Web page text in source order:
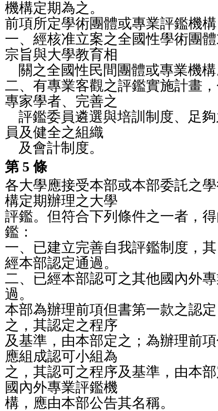
機構定期為之。
前項所定學術團體或專業評鑑機
一、經核准立案之全國性學術團
宗旨與大學教育相
關之全國性民間團體或專業機
二、有專業客觀之評鑑實施計畫
專家學者、完善之
評鑑委員遴選與培訓制度、足
員及健全之組織
及會計制度。
第 5 條
各大學應接受本部或本部委託之
構定期辦理之大學
評鑑。但符合下列條件之一者，
鑑：
一、已建立完善自我評鑑制度，
經本部認定通過。
二、已經本部認可之其他國內外
過。
本部為辦理前項但書第一款之認
之，其認定之程序
及基準，由本部定之；為辦理前
應組成認可小組為
之，其認可之程序及基準，由本
國內外專業評鑑機
構，應由本部公告其名稱。